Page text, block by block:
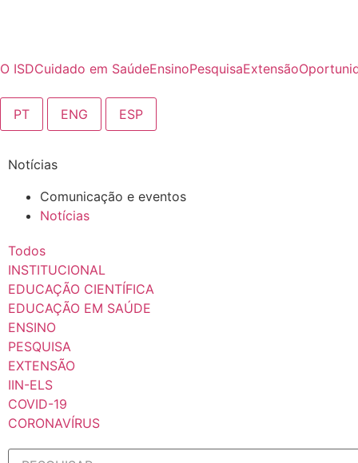
O ISDCuidado em SaúdeEnsinoPesquisaExtensão
PT ENG ESP
Notícias
Comunicação e eventos
Notícias
Todos
INSTITUCIONAL
EDUCAÇÃO CIENTÍFICA
EDUCAÇÃO EM SAÚDE
ENSINO
PESQUISA
EXTENSÃO
IIN-ELS
COVID-19
CORONAVÍRUS